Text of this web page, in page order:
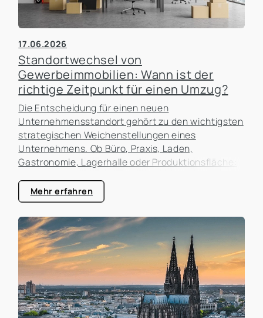
17.06.2026
Standortwechsel von
Gewerbeimmobilien: Wann ist der
richtige Zeitpunkt für einen Umzug?
Die Entscheidung für einen neuen
Unternehmensstandort gehört zu den wichtigsten
strategischen Weichenstellungen eines
Unternehmens. Ob Büro, Praxis, Laden,
Gastronomie, Lagerhalle oder Produktionsfläche:
Kosten, sondern auch die Erreichbarkeit für
Kunden, die Attraktivität als Arbeitgeber und die
zukünftigen Entwicklungsmöglichkeiten des
Unternehmens. In der Praxis erleben wir häufig,
dass Unternehmen zu lange an einem Standort
festhalten, obwohl sich die Rahmenbedingungen
längst verändert haben. Gleichzeitig werden
Umzüge manchmal überstürzt geplant, ohne die
tatsächlichen Auswirkungen ausreichend zu
analysieren.
Mehr erfahren